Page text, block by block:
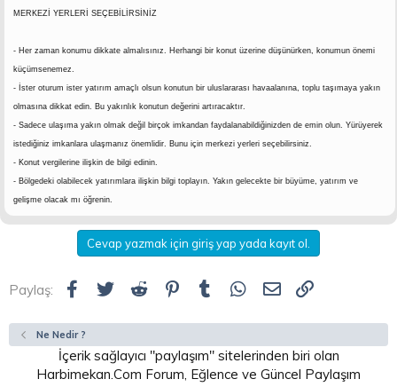
MERKEZİ YERLERİ SEÇEBİLİRSİNİZ
- Her zaman konumu dikkate almalısınız. Herhangi bir konut üzerine düşünürken, konumun önemi
küçümsenemez.
- İster oturum ister yatırım amaçlı olsun konutun bir uluslararası havaalanına, toplu taşımaya yakın
olmasına dikkat edin. Bu yakınlık konutun değerini artıracaktır.
- Sadece ulaşıma yakın olmak değil birçok imkandan faydalanabildiğinizden de emin olun. Yürüyerek
istediğiniz imkanlara ulaşmanız önemlidir. Bunu için merkezi yerleri seçebilirsiniz.
- Konut vergilerine ilişkin de bilgi edinin.
- Bölgedeki olabilecek yatırımlara ilişkin bilgi toplayın. Yakın gelecekte bir büyüme, yatırım ve
gelişme olacak mı öğrenin.
Cevap yazmak için giriş yap yada kayıt ol.
Paylaş: Facebook
Twitter Reddit Pinterest
Tumblr WhatsApp
E-posta
Ne Nedir ?
İçerik sağlayıcı "paylaşım" sitelerinden biri olan
Harbimekan.Com Forum, Eğlence ve Güncel Paylaşım